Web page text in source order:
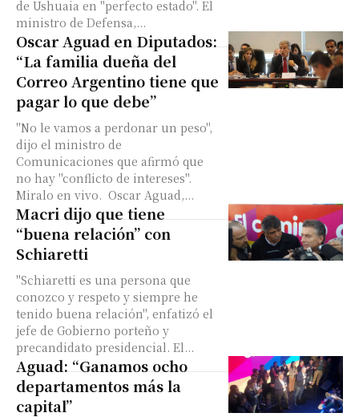
de Ushuaia en "perfecto estado". El
ministro de Defensa,...
Oscar Aguad en Diputados:
“La familia dueña del
Correo Argentino tiene que
pagar lo que debe”
"No le vamos a perdonar un peso",
dijo el ministro de
Comunicaciones que afirmó que
no hay "conflicto de intereses".
Miralo en vivo. Oscar Aguad,...
Macri dijo que tiene
“buena relación” con
Schiaretti
"Schiaretti es una persona que
conozco y respeto y siempre he
tenido buena relación", enfatizó el
jefe de Gobierno porteño y
precandidato presidencial. El...
Aguad: “Ganamos ocho
departamentos más la
capital”